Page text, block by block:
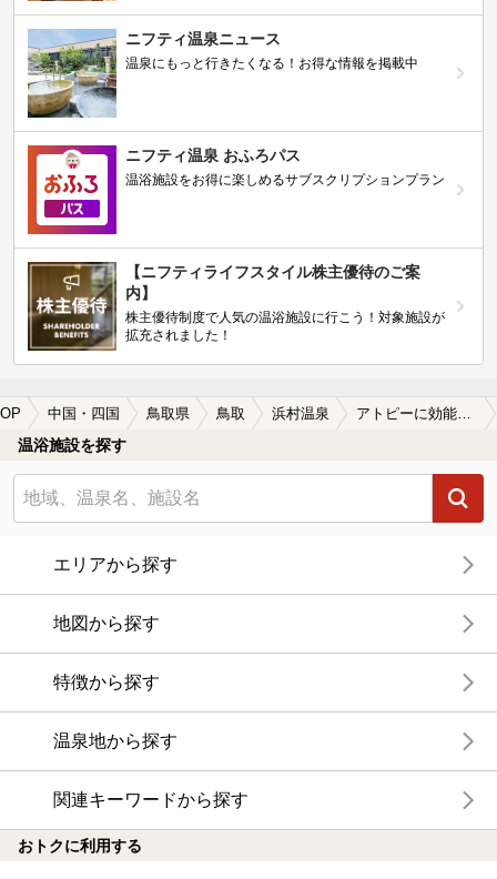
ニフティ温泉ニュース
温泉にもっと行きたくなる！お得な情報を掲載中
ニフティ温泉 おふろパス
温浴施設をお得に楽しめるサブスクリプションプラン
【ニフティライフスタイル株主優待のご案
内】
株主優待制度で人気の温浴施設に行こう！対象施設が
拡充されました！
中国・四国 鳥取県 鳥取 浜村温泉 アトピーに効能がある浜村温泉の温泉、日帰り温泉、スーパー銭湯おすすめ
温浴施設を探す
エリアから探す
地図から探す
特徴から探す
温泉地から探す
関連キーワードから探す
おトクに利用する